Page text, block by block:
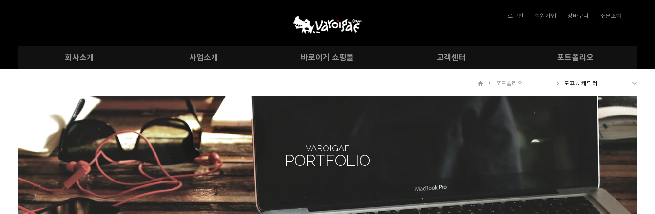
로그인 회원가입 장바구니 주문조회
회사소개 사업소개 바로이게 쇼핑몰 고객센터 포트폴리오
포트폴리오 로고 & 캐릭터
VAROIGAE
PORTFOLIO